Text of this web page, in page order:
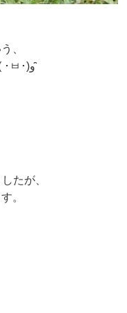
、
とっても甲斐性のあるパンダなのです ( ･ㅂ･)و ̑̑
たが、
。